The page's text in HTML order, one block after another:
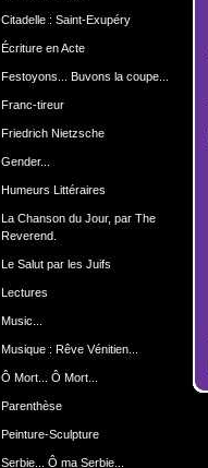
Citadelle : Saint-Exupéry
Écriture en Acte
Festoyons... Buvons la coupe...
Franc-tireur
Friedrich Nietzsche
Gender...
Humeurs Littéraires
La Chanson du Jour, par The
Reverend.
Le Salut par les Juifs
Lectures
Music...
Musique : Rêve Vénitien...
Ô Mort... Ô Mort...
Parenthèse
Peinture-Sculpture
Serbie... Ô ma Serbie...